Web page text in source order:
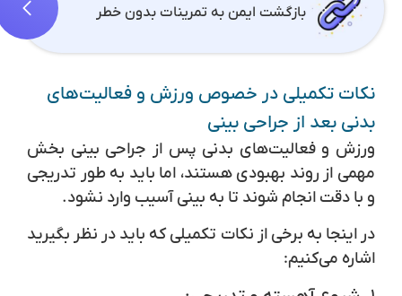
بازگشت ایمن به تمرینات بدون خطر
نکات تکمیلی در خصوص ورزش و فعالیت‌های
بدنی بعد از جراحی بینی
ورزش و فعالیت‌های بدنی پس از جراحی بینی بخش
مهمی از روند بهبودی هستند، اما باید به طور تدریجی
و با دقت انجام شوند تا به بینی آسیب وارد نشود.
در اینجا به برخی از نکات تکمیلی که باید در نظر بگیرید
اشاره می‌کنیم: